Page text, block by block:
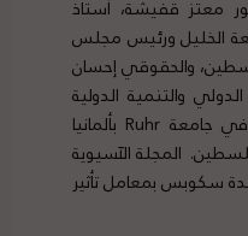
معتز قفيشة، أستاذ
الخليل ورئيس مجلس
والحقوقي إحسان
والتنمية الدولية
بمعهد دراسات التنمية الدولية في جامعة Ruhr بألمانيا
المجلة الآسيوية
سكوبس بمعامل تأثير